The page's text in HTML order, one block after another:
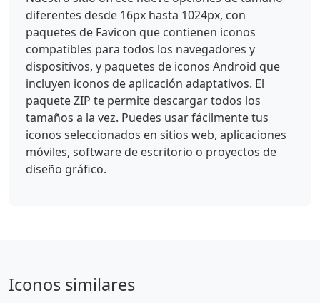
diferentes desde 16px hasta 1024px, con
paquetes de Favicon que contienen iconos
compatibles para todos los navegadores y
dispositivos, y paquetes de iconos Android que
incluyen iconos de aplicación adaptativos. El
paquete ZIP te permite descargar todos los
tamaños a la vez. Puedes usar fácilmente tus
iconos seleccionados en sitios web, aplicaciones
móviles, software de escritorio o proyectos de
diseño gráfico.
Iconos similares